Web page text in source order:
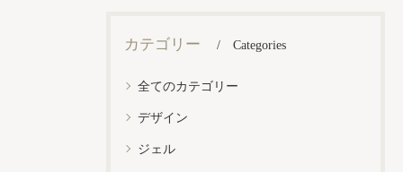
カテゴリー Categories
全てのカテゴリー
デザイン
ジェル